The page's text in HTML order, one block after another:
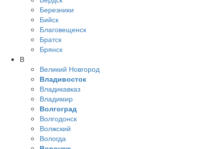
Березники
Бийск
Благовещенск
Братск
Брянск
В
Великий Новгород
Владивосток
Владикавказ
Владимир
Волгоград
Волгодонск
Волжский
Вологда